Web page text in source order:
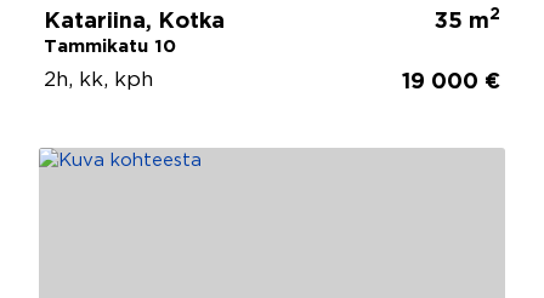
Katariina, Kotka
Tammikatu 10
35 m2
2h, kk, kph 19 000 €